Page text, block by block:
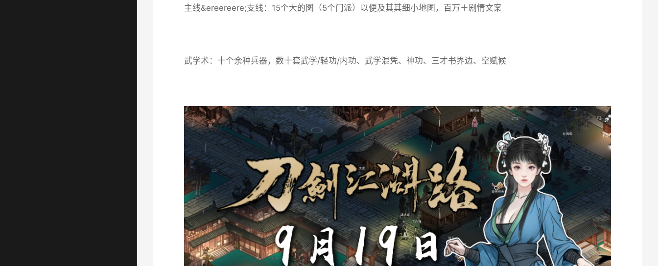
主线&ereereere;支线：15个大的图（5个门派）以便及其其细小地图，百万＋剧情文案
武学术：十个余种兵器，数十套武学/轻功/内功、武学混凭、神功、三才书界边、空赋候